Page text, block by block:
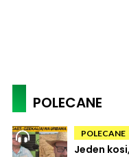
POLECANE
POLECANE
Jeden